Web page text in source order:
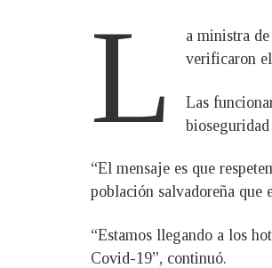
L
a ministra
verificaron
Las
“El mensaje es que
población salvadoreña que
“Estamos llegando a los
Covid-19”, continuó.